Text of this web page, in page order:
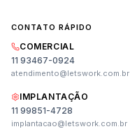
CONTATO RÁPIDO
COMERCIAL
11 93467-0924
atendimento@letswork.com.br
IMPLANTAÇÃO
11 99851-4728
implantacao@letswork.com.br